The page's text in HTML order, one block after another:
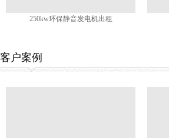
250kw环保静音发电机出租
客户案例